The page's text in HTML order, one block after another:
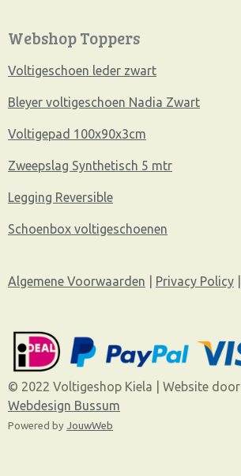
Webshop Toppers
Voltigeschoen leder zwart
Bleyer voltigeschoen Nadia Zwart
Voltigepad 100x90x3cm
Zweepslag Synthetisch 5 mtr
Legging Reversible
Schoenbox voltigeschoenen
Algemene Voorwaarden Privacy Policy
© 2022 Voltigeshop Kiela | Website door
Webdesign Bussum
Powered by JouwWeb